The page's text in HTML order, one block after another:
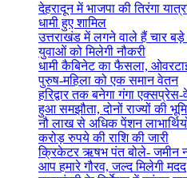
देहरादून में भाजपा की तिरंगा
धामी हुए शामिल
उत्तराखंड में लगने वाले हैं चार बड़े
युवाओं को मिलेगी नौकरी
धामी कैबिनेट का फैसला,
पुरुष-महिला को एक समान वेतन
हरिद्वार तक बनेगा गंगा
हुआ समझौता, दोनों राज्यों की
नौ लाख से अधिक पेंशन
करोड़ रुपये की राशि की जारी
क्रिकेटर ऋषभ पंत बोले- जमीन
आप हमारे गौरव, जल्द मिलेगी मदद